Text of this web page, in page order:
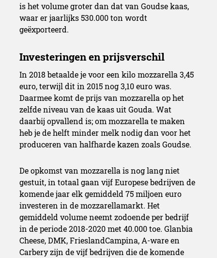
is het volume groter dan dat van Goudse kaas,
waar er jaarlijks 530.000 ton wordt
geëxporteerd.
In 2018 betaalde je voor een kilo mozzarella 3,45
euro, terwijl dit in 2015 nog 3,10 euro was.
Daarmee komt de prijs van mozzarella op het
zelfde niveau van de kaas uit Gouda. Wat
daarbij opvallend is; om mozzarella te maken
heb je de helft minder melk nodig dan voor het
produceren van halfharde kazen zoals Goudse.
De opkomst van mozzarella is nog lang niet
gestuit, in totaal gaan vijf Europese bedrijven de
komende jaar elk gemiddeld 75 miljoen euro
investeren in de mozzarellamarkt. Het
gemiddeld volume neemt zodoende per bedrijf
in de periode 2018-2020 met 40.000 toe. Glanbia
Cheese, DMK, FrieslandCampina, A-ware en
Carbery zijn de vijf bedrijven die de komende